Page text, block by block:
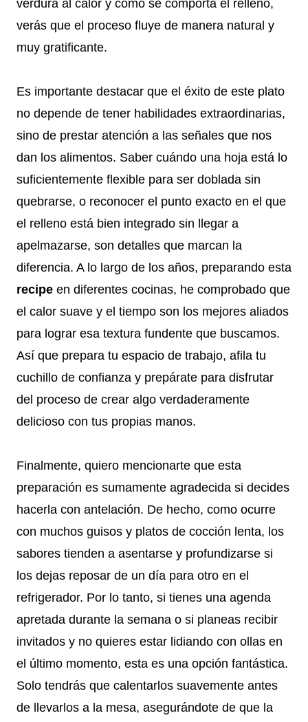
verdura al calor y cómo se comporta el relleno,
verás que el proceso fluye de manera natural y
muy gratificante.
Es importante destacar que el éxito de este plato
no depende de tener habilidades extraordinarias,
sino de prestar atención a las señales que nos
dan los alimentos. Saber cuándo una hoja está lo
suficientemente flexible para ser doblada sin
quebrarse, o reconocer el punto exacto en el que
el relleno está bien integrado sin llegar a
apelmazarse, son detalles que marcan la
diferencia. A lo largo de los años, preparando esta
recipe en diferentes cocinas, he comprobado que
el calor suave y el tiempo son los mejores aliados
para lograr esa textura fundente que buscamos.
Así que prepara tu espacio de trabajo, afila tu
cuchillo de confianza y prepárate para disfrutar
del proceso de crear algo verdaderamente
delicioso con tus propias manos.
Finalmente, quiero mencionarte que esta
preparación es sumamente agradecida si decides
hacerla con antelación. De hecho, como ocurre
con muchos guisos y platos de cocción lenta, los
sabores tienden a asentarse y profundizarse si
los dejas reposar de un día para otro en el
refrigerador. Por lo tanto, si tienes una agenda
apretada durante la semana o si planeas recibir
invitados y no quieres estar lidiando con ollas en
el último momento, esta es una opción fantástica.
Solo tendrás que calentarlos suavemente antes
de llevarlos a la mesa, asegurándote de que la